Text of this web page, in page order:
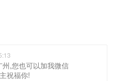
,您也可以加我微信
祝福你!